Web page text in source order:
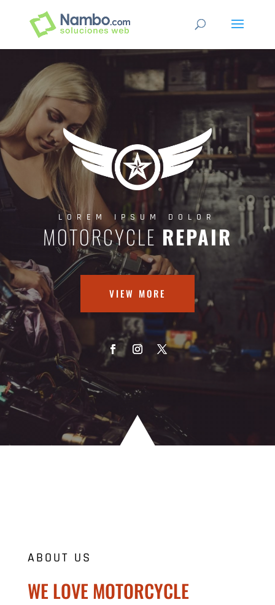
LOREM IPSUM DOLOR
MOTORCYCLE REPAIR
VIEW MORE
ABOUT US
WE LOVE MOTORCYCLE